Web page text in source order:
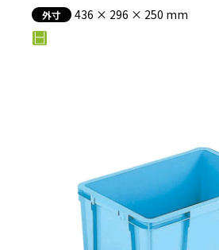
外寸 436 × 296 × 250 mm